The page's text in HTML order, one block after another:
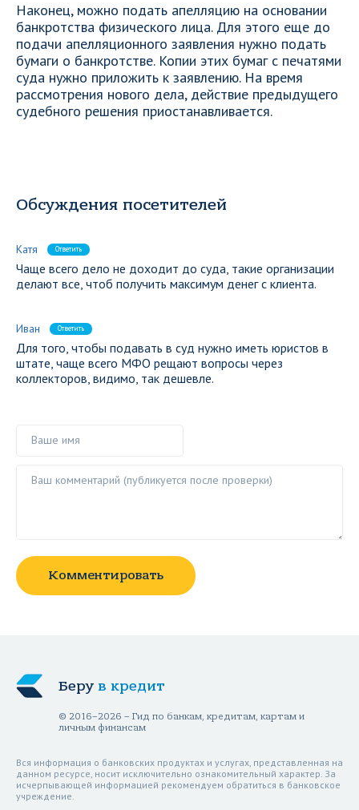
Наконец, можно подать апелляцию на основании
банкротства физического лица. Для этого еще до
подачи апелляционного заявления нужно подать
бумаги о банкротстве. Копии этих бумаг с печатями
суда нужно приложить к заявлению. На время
рассмотрения нового дела, действие предыдущего
судебного решения приостанавливается.
Обсуждения посетителей
Катя Ответить
Чаще всего дело не доходит до суда, такие организации
делают все, чтоб получить максимум денег с клиента.
Иван Ответить
Для того, чтобы подавать в суд нужно иметь юристов в
штате, чаще всего МФО рещают вопросы через
коллекторов, видимо, так дешевле.
Комментировать
Беру в кредит
© 2016–2026 – Гид по банкам, кредитам, картам и
личным финансам
Вся информация о банковских продуктах и услугах, представленная на
данном ресурсе, носит исключительно ознакомительный характер. За
исчерпывающей информацией рекомендуем обратиться в банковское
учреждение.